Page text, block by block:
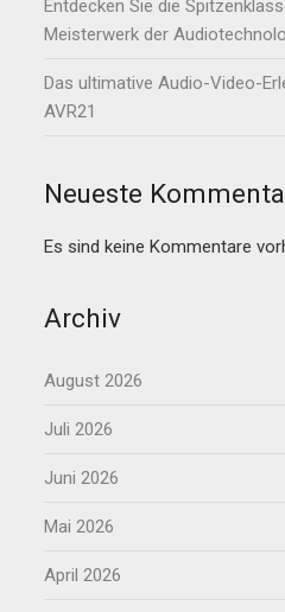
Entdecken Sie die
Meisterwerk der
Das ultimative Audio-Video-
AVR21
Neueste
Es sind keine Kommentare
Archiv
August 2026
Juli 2026
Juni 2026
Mai 2026
April 2026